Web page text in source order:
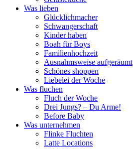
Was lieben
Glücklichmacher
Schwangerschaft
Kinder haben
Boah für Boys
Familienhochzeit
Ausnahmsweise aufgeräumt
Schönes shoppen
Liebelei der Woche
Was fluchen
Fluch der Woche
Drei Jungs? – Du Arme!
Before Baby
Was unternehmen
Flinke Fluchten
Latte Locations